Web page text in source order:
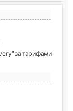
за тарифами